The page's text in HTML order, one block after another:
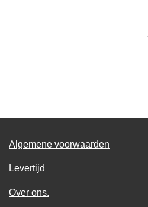
Algemene voorwaarden
Levertijd
Over ons.